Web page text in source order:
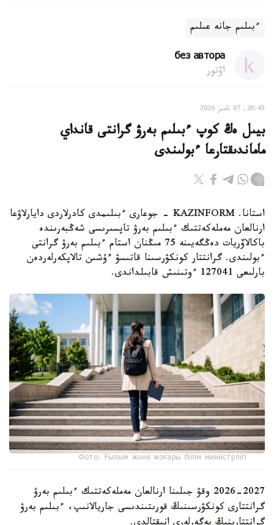
ءبىلىم جانە عىلىم
без автора
اۆتور
20:45, 07 تامىز 2026
بيىل ەڭ كوپ ءبىلىم بەرۋ گرانتى قانداي
ماماندىقتارعا ءبولىندى
استانا. KAZINFORM - جوعارى ءبىلىمدى كادرلاردى دايارلاۋعا
ارنالعان مەملەكەتتىك ءبىلىم بەرۋ تاپسىرىسى شەڭبەرىندە
باكالاۆريات دەڭگەيىنە 75 مىڭنان استام ءبىلىم بەرۋ گرانتى
ءبولىندى. گرانتتار كونكۋرسىنا قاتىسۋ ءۇشىن تالاپكەرلەردەن
بارلىعى 127041 ءوتىنىش قابىلداندى.
Фото: Ғылым және жоғары білім министрлігі
2026-2027 وقۋ جىلىنا ارنالعان مەملەكەتتىك ءبىلىم بەرۋ
گرانتتارى كونكۋرسىنىڭ قورىتىندىسى جاريالانىپ، ءبىلىم بەرۋ